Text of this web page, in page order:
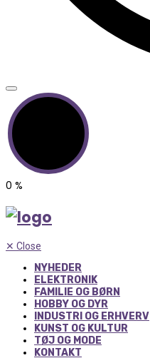
0 %
✕ Close
NYHEDER
ELEKTRONIK
FAMILIE OG BØRN
HOBBY OG DYR
INDUSTRI OG ERHVERV
KUNST OG KULTUR
TØJ OG MODE
KONTAKT